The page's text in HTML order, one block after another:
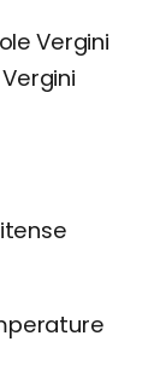
Vergini